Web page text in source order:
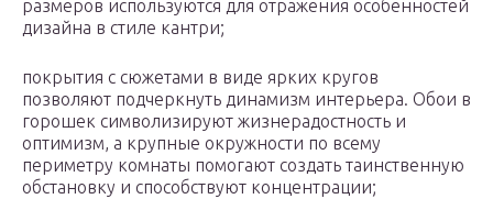
размеров используются для отражения особенностей
дизайна в стиле кантри;
покрытия с сюжетами в виде ярких кругов
позволяют подчеркнуть динамизм интерьера. Обои в
горошек символизируют жизнерадостность и
оптимизм, а крупные окружности по всему
периметру комнаты помогают создать таинственную
обстановку и способствуют концентрации;